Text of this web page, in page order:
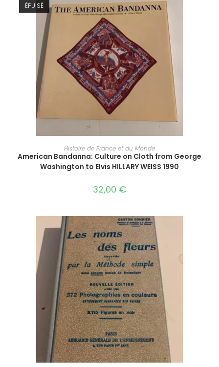
ÉPUISÉ
LIRE LA SUITE
Histoire de France et du Monde
American Bandanna: Culture on Cloth from George
Washington to Elvis HILLARY WEISS 1990
32,00 €